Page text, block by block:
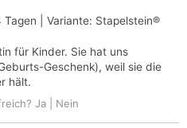
Tagen | Variante: Stapelstein®
für Kinder. Sie hat uns
Geschenk), weil sie die
hält.
Ja Nein